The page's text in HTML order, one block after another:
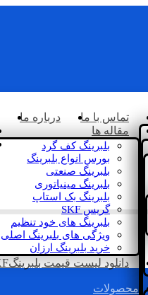
تماس با ما درباره ما
مقاله ها
بلبرینگ کف گرد
بورس انواع بلبرینگ
بلبرینگ صنعتی
بلبرینگ مینیاتوری
بلبرینگ بک استاپ
گریس SKF
بلبرینگ های خود تنظیم
ویژگی های بلبرینگ اصلی
خرید بلبرینگ ارزان
دانلود لیست قیمت بلبرینگSKF
محصولات